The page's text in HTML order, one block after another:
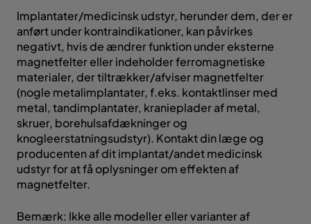
Implantater/medicinsk udstyr, herunder dem, der er
anført under kontraindikationer, kan påvirkes
negativt, hvis de ændrer funktion under eksterne
magnetfelter eller indeholder ferromagnetiske
materialer, der tiltrækker/afviser magnetfelter
(nogle metalimplantater, f.eks. kontaktlinser med
metal, tandimplantater, kranieplader af metal,
skruer, borehulsafdækninger og
knogleerstatningsudstyr). Kontakt din læge og
producenten af dit implantat/andet medicinsk
udstyr for at få oplysninger om effekten af
magnetfelter.
Bemærk: Ikke alle modeller eller varianter af